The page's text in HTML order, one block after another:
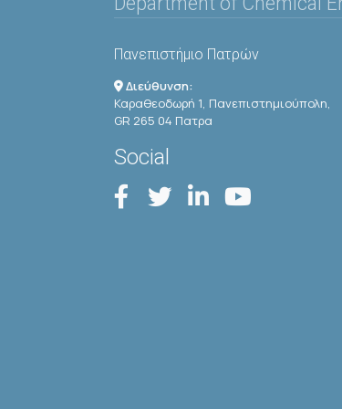
Πανεπιστήμιο Πατρών
Διεύθυνση:
Καραθεοδωρή 1, Πανεπιστημιούπολη,
GR 265 04 Πατρα
Social